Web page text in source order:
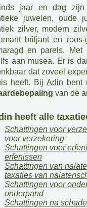
inds jaar en dag zijn
juwelen, oude
zilver, modern
briljant en roos-
en parels. Met
aan musea. Er is
dat zoveel
heeft. Bij Adin bent
van de
heeft alle
Schattingen voor
voor verzekering
Schattingen voor
erfenissen
Schattingen van
taxaties van
Schattingen voor
onderpand
Schattingen na